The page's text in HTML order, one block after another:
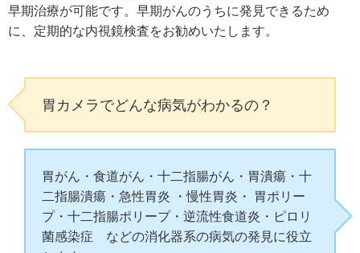
早期治療が可能です。早期がんのうちに発見できるため
に、定期的な内視鏡検査をお勧めいたします。
胃カメラでどんな病気がわかるの？
胃がん・食道がん・十二指腸がん・胃潰瘍・十
二指腸潰瘍・急性胃炎 ・慢性胃炎・ 胃ポリー
プ・十二指腸ポリープ・逆流性食道炎・ピロリ
菌感染症 などの消化器系の病気の発見に役立